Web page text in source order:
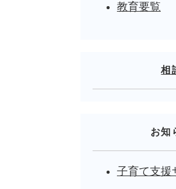
教育要覧
相
お知
子育て支援